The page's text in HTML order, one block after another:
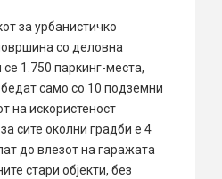
за урбанистичко
со деловна
1.750 паркинг-места,
само со 10 подземни
на искористеност
сите околни градби е 4
до влезот на гаражата
стари објекти, без